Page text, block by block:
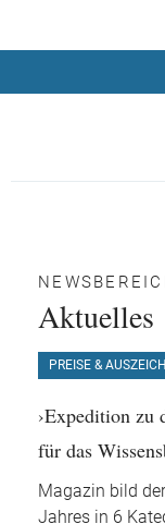
Aktuelles
PREISE &
›Expedition zu
für das
Kategorie
Magazin bild
Jahres in 6